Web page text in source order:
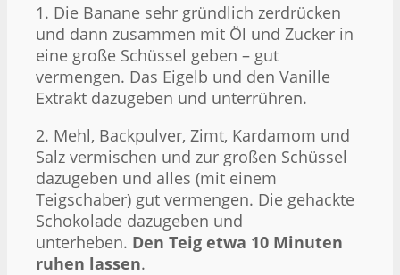
1. Die Banane sehr gründlich zerdrücken
und dann zusammen mit Öl und Zucker in
eine große Schüssel geben – gut
vermengen. Das Eigelb und den Vanille
Extrakt dazugeben und unterrühren.
2. Mehl, Backpulver, Zimt, Kardamom und
Salz vermischen und zur großen Schüssel
dazugeben und alles (mit einem
Teigschaber) gut vermengen. Die gehackte
Schokolade dazugeben und
unterheben. Den Teig etwa 10 Minuten
ruhen lassen.